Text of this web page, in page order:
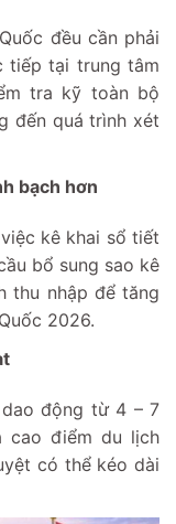
đều cần phải
tiếp tại trung tâm
tra kỹ toàn bộ
đến quá trình xét
bạch hơn
kê khai sổ tiết
bổ sung sao kê
thu nhập để tăng
2026.
động từ 4 – 7
cao điểm du lịch
có thể kéo dài